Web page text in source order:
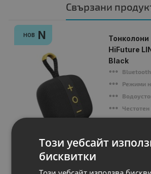
Свързани
НОВ N
Тонколони
HiFuture
Black
Bluetooth
Режими
Изх.
Цена:
Този уебсайт
бисквитки